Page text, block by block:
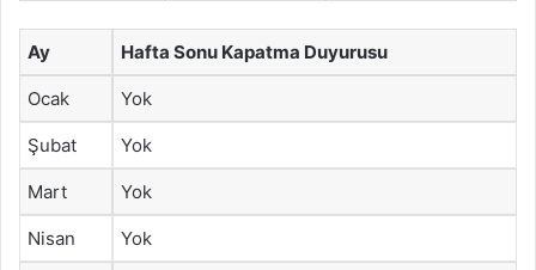
Ay Hafta Sonu Kapatma Duyurusu
Ocak Yok
Şubat Yok
Mart Yok
Nisan Yok